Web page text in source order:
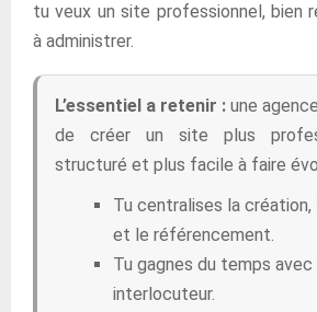
tu veux un site professionnel, bien
à administrer.
L’essentiel a retenir : une
de créer un site plus
structuré et plus facile à faire
Tu centralises la création,
et le référencement.
Tu gagnes du temps avec
interlocuteur.